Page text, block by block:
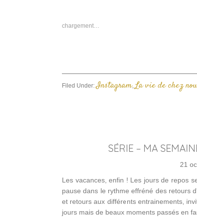
chargement…
Filed Under:Instagram, La vie de chez
SÉRIE – MA
21
Les vacances, enfin ! Les jours de repos
pause dans le rythme effréné des retours
et retours aux différents entrainements,
jours mais de beaux moments passés en